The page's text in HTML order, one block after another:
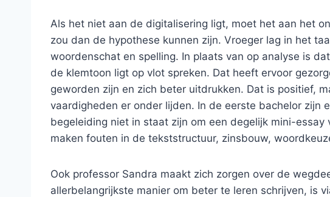
Als het niet aan de digitalisering ligt, moet het aan het
zou dan de hypothese kunnen zijn. Vroeger lag in het
woordenschat en spelling. In plaats van op analyse is
de klemtoon ligt op vlot spreken. Dat heeft ervoor
geworden zijn en zich beter uitdrukken. Dat is positief,
vaardigheden er onder lijden. In de eerste bachelor zijn
begeleiding niet in staat zijn om een degelijk mini-
maken fouten in de tekststructuur, zinsbouw,
Ook professor Sandra maakt zich zorgen over de
allerbelangrijkste manier om beter te leren schrijven, is